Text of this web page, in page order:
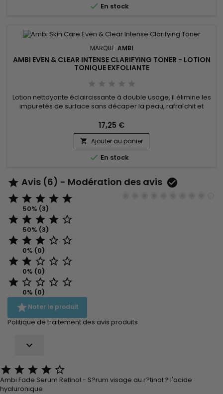
 En stock
MARQUE: AMBI
AMBI EVEN & CLEAR INTENSE CLARIFYING TONER - LOTION
TONIQUE EXFOLIANTE
Lotion nettoyante éclaircissante à double usage, il élimine les
impuretés de surface sans décaper la peau, rafraîchit et
racine de réglisse et de la vitamine C, Ambi Even & Clear
intense clarifying toner aide à uniformiser le teint, aide à
soutenir le rajeunissement de la peau et ajoute de...
17,25 €
 Ajouter au panier
 En stock
 Avis (6) - Modération des avis 
    
50% (3)
    
50% (3)
    
0% (0)
    
0% (0)
    
0% (0)
Noter le produit
Politique de traitement des avis produits

    
Ambi Fade Serum Retinol - S?rum visage au r?tinol ? l'acide
hyaluronique